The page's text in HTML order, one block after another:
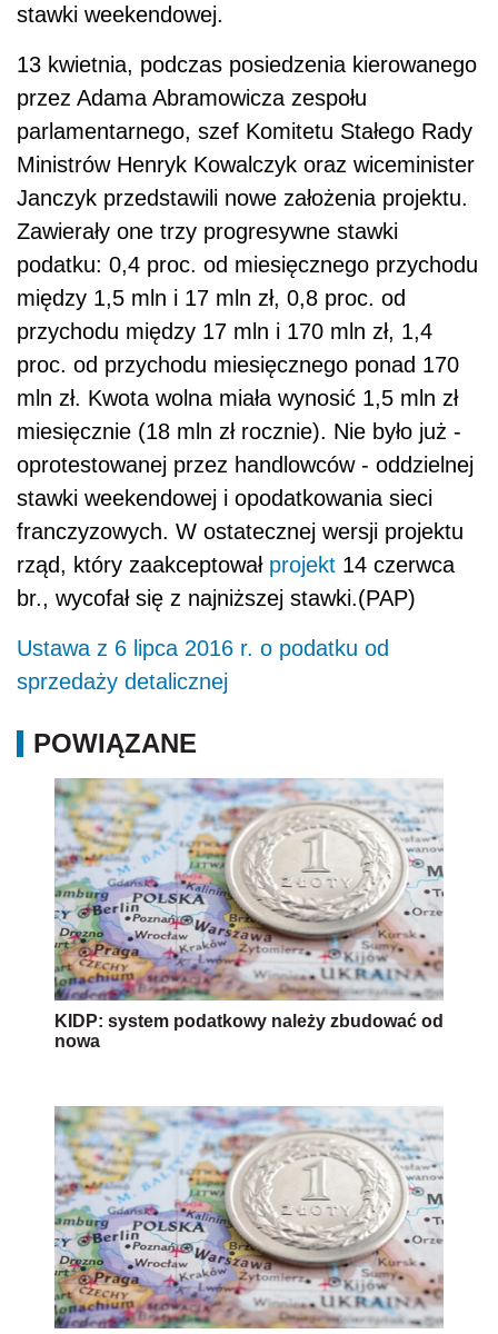
stawki weekendowej.
13 kwietnia, podczas posiedzenia kierowanego
przez Adama Abramowicza zespołu
parlamentarnego, szef Komitetu Stałego Rady
Ministrów Henryk Kowalczyk oraz wiceminister
Janczyk przedstawili nowe założenia projektu.
Zawierały one trzy progresywne stawki
podatku: 0,4 proc. od miesięcznego przychodu
między 1,5 mln i 17 mln zł, 0,8 proc. od
przychodu między 17 mln i 170 mln zł, 1,4
proc. od przychodu miesięcznego ponad 170
mln zł. Kwota wolna miała wynosić 1,5 mln zł
miesięcznie (18 mln zł rocznie). Nie było już -
oprotestowanej przez handlowców - oddzielnej
stawki weekendowej i opodatkowania sieci
franczyzowych. W ostatecznej wersji projektu
rząd, który zaakceptował projekt 14 czerwca
br., wycofał się z najniższej stawki.(PAP)
Ustawa z 6 lipca 2016 r. o podatku od
sprzedaży detalicznej
POWIĄZANE
KIDP: system podatkowy należy zbudować od
nowa